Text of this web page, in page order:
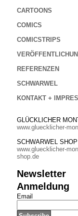
CARTOONS
COMICS
COMICSTRIPS
REFERENZEN
SCHWARWEL
KONTAKT +
GLÜCKLICHER
www.gluecklicher-
SCHWARWEL SHOP
www.gluecklicher-
shop.de
Newsletter
Anmeldung
Email